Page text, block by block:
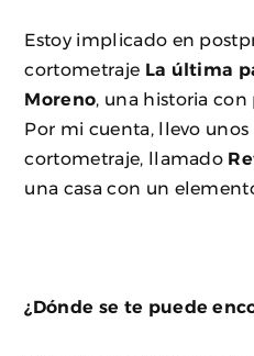
Estoy implicado en
cortometraje La última
Moreno , una historia
Por mi cuenta, llevo
cortometraje, llamado
una casa con un
¿Dónde se te puede